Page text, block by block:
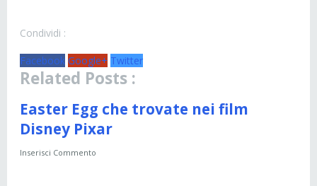
Condividi :
Facebook Google+ Twitter
Related Posts :
Easter Egg che trovate nei film
Disney Pixar
Inserisci Commento